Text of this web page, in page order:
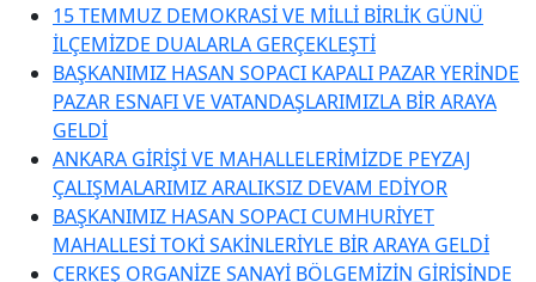
15 TEMMUZ DEMOKRASİ VE MİLLİ BİRLİK GÜNÜ
İLÇEMİZDE DUALARLA GERÇEKLEŞTİ
BAŞKANIMIZ HASAN SOPACI KAPALI PAZAR YERİNDE
PAZAR ESNAFI VE VATANDAŞLARIMIZLA BİR ARAYA
GELDİ
ANKARA GİRİŞİ VE MAHALLELERİMİZDE PEYZAJ
ÇALIŞMALARIMIZ ARALIKSIZ DEVAM EDİYOR
BAŞKANIMIZ HASAN SOPACI CUMHURİYET
MAHALLESİ TOKİ SAKİNLERİYLE BİR ARAYA GELDİ
ÇERKEŞ ORGANİZE SANAYİ BÖLGEMİZİN GİRİŞİNDE